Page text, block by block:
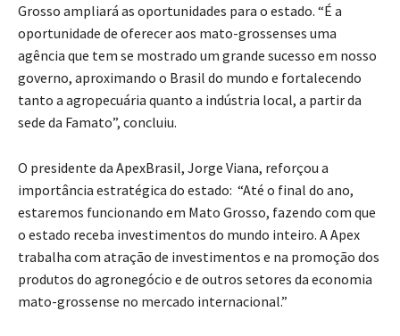
Grosso ampliará as oportunidades para o estado. “É a
oportunidade de oferecer aos mato-grossenses uma
agência que tem se mostrado um grande sucesso em nosso
governo, aproximando o Brasil do mundo e fortalecendo
tanto a agropecuária quanto a indústria local, a partir da
sede da Famato”, concluiu.
O presidente da ApexBrasil, Jorge Viana, reforçou a
importância estratégica do estado: “Até o final do ano,
estaremos funcionando em Mato Grosso, fazendo com que
o estado receba investimentos do mundo inteiro. A Apex
trabalha com atração de investimentos e na promoção dos
produtos do agronegócio e de outros setores da economia
mato-grossense no mercado internacional.”